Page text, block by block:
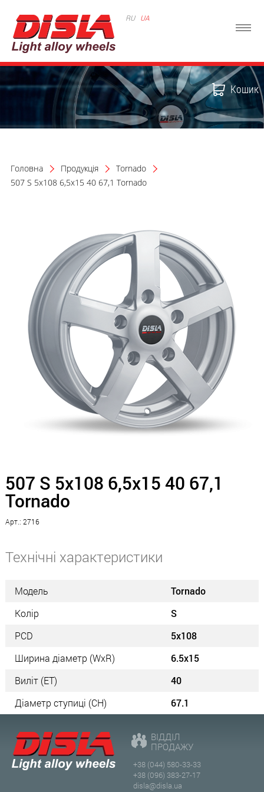
RU UA
Кошик
Головна Продукція
Tornado
507 S 5x108 6,5x15 40 67,1 Tornado
507 S 5x108 6,5x15 40 67,1
Tornado
Арт.: 2716
Технічні характеристики
Модель
Tornado
Колір
S
PCD
5x108
Ширина діаметр (WxR)
6.5x15
Виліт (ET)
40
Діаметр ступиці (СН)
67.1
ВІДДІЛ
ПРОДАЖУ
+38 (044) 580-33-33
+38 (096) 383-27-17
disla@disla.ua